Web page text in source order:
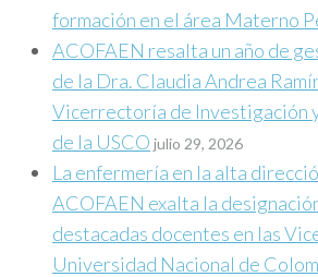
formación en el área Materno
ACOFAEN resalta un año de
de la Dra. Claudia Andrea
Vicerrectoría de Investigación
de la USCO julio 29, 2026
La enfermería en la alta
ACOFAEN exalta la
destacadas docentes en las
Universidad Nacional de